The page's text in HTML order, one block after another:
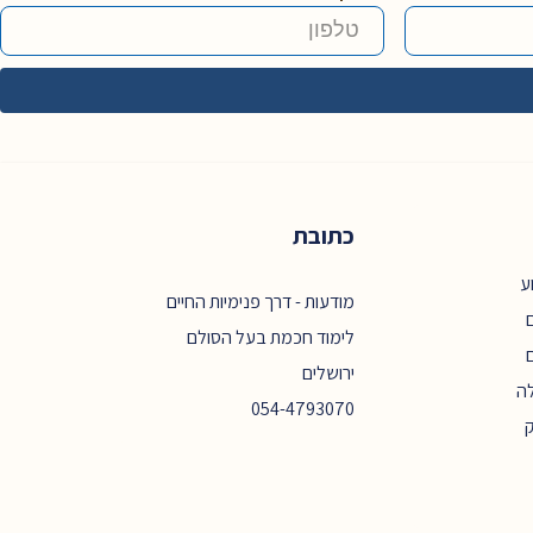
כתובת
מודעות - דרך פנימיות החיים
לימוד חכמת בעל הסולם
ירושלים
054-4793070